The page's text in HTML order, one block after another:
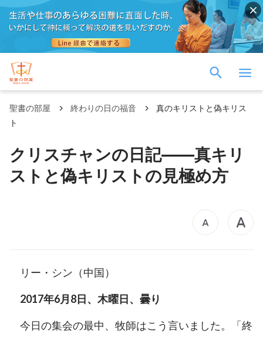
聖書の部屋 終わりの日の福音
真のキリストと偽キリス
ト
クリスチャンの日記――真キリ
ストと偽キリストの見極め方
リー・シン（中国）
2017年6月8日、木曜日、曇り
今日の集会の最中、牧師はこう言いました。「終